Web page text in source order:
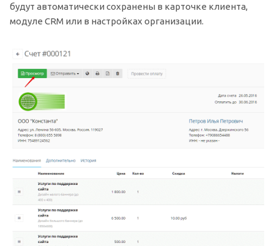
будут автоматически сохранены в карточке клиента,
модуле CRM или в настройках организации.